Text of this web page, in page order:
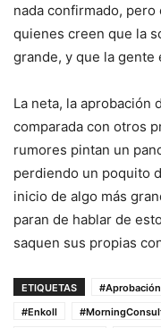
nada confirmado,
quienes creen que la
grande, y que la gente
La neta, la aprobación
comparada con otros
rumores pintan un
perdiendo un poquito
inicio de algo más
paran de hablar de
saquen sus propias
ETIQUETAS
#Enkoll